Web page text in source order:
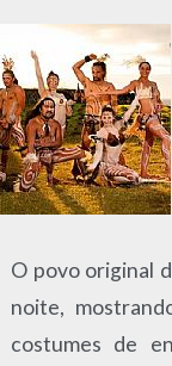
O povo original
noite,
costumes de